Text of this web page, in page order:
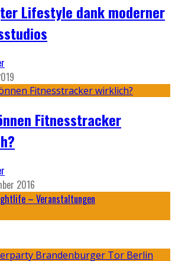
Lifestyle dank moderner
Fitnesstracker
2016
– Veranstaltungen